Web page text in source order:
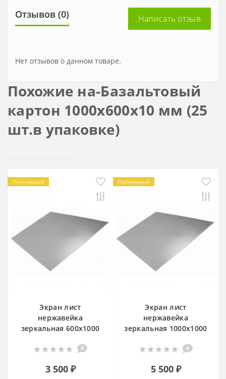
Отзывов (0) Написать отзыв
Нет отзывов о данном товаре.
Похожие на-Базальтовый
картон 1000х600х10 мм (25
шт.в упаковке)
Популярный
Экран лист
нержавейка
зеркальная 600х1000
0
3 500 ₽
Популярный
Экран лист
нержавейка
зеркальная 1000х1000
0
5 500 ₽